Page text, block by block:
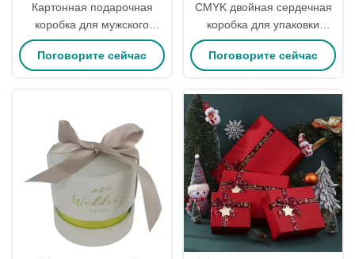
Картонная подарочная
коробка для мужского
ремня класса люкс из
жесткой ткани с матовой
Поговорите сейчас
CMYK двойная сердечная
коробка для упаковки
подарков в форме
картонного сердца
Поговорите сейчас